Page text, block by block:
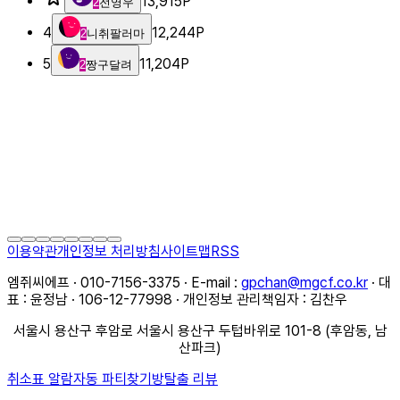
4
2니취팔러마 12,244P
5
2짱구달려 11,204P
이용약관개인정보 처리방침사이트맵RSS
엠쥐씨에프 · 010-7156-3375 · E-mail : gpchan@mgcf.co.kr · 대
표 : 윤정남 · 106-12-77998 · 개인정보 관리책임자 : 김찬우
서울시 용산구 후암로 서울시 용산구 두텁바위로 101-8 (후암동, 남
산파크)
취소표 알람자동 파티찾기방탈출 리뷰